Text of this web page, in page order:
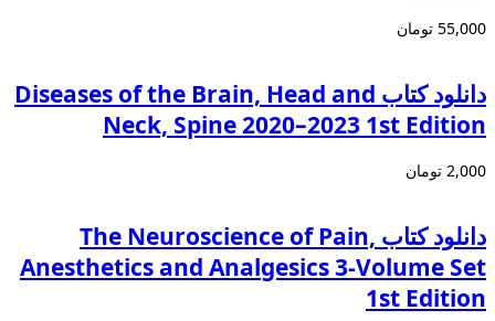
55,000 تومان
دانلود كتاب Diseases of the Brain, Head and
Neck, Spine 2020–2023 1st Edition
2,000 تومان
دانلود کتاب The Neuroscience of Pain,
Anesthetics and Analgesics 3-Volume Set
1st Edition